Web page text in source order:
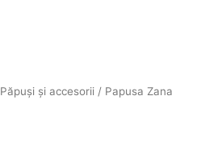
Păpuşi şi accesorii / Papusa Zana